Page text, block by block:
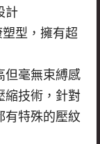
計
型，擁有超
但毫無束縛感
縮技術，針對
有特殊的壓紋